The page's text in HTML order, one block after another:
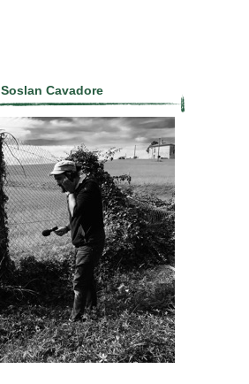
Soslan Cavadore